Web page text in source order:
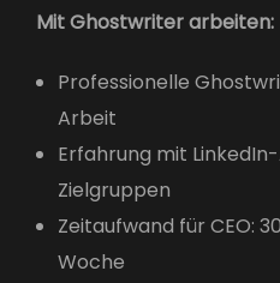
Mit Ghostwriter arbeiten:
Professionelle
Arbeit
Erfahrung mit
Zielgruppen
Zeitaufwand für CEO:
Woche